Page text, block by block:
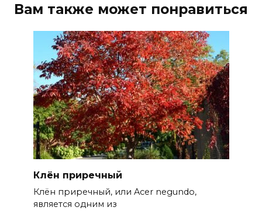
Вам также может понравиться
Клён приречный
Клён приречный, или Acer negundo,
является одним из